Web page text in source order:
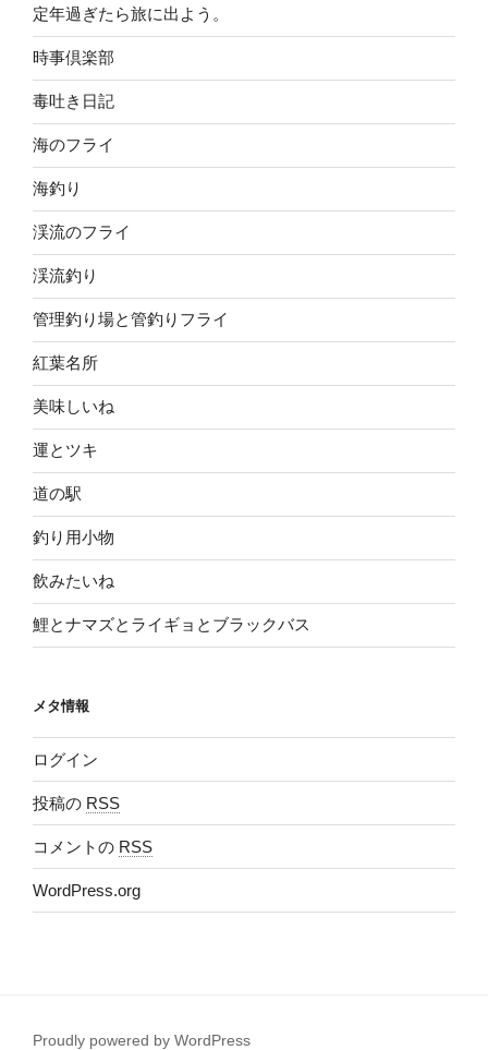
定年過ぎたら旅に出よう。
時事倶楽部
毒吐き日記
海のフライ
海釣り
渓流のフライ
渓流釣り
管理釣り場と管釣りフライ
紅葉名所
美味しいね
運とツキ
道の駅
釣り用小物
飲みたいね
鯉とナマズとライギョとブラックバス
メタ情報
ログイン
投稿の RSS
コメントの RSS
WordPress.org
Proudly powered by WordPress